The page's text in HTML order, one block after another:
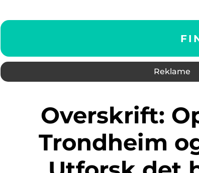
Reklame
Overskrift: Opplevelser i
Trondheim